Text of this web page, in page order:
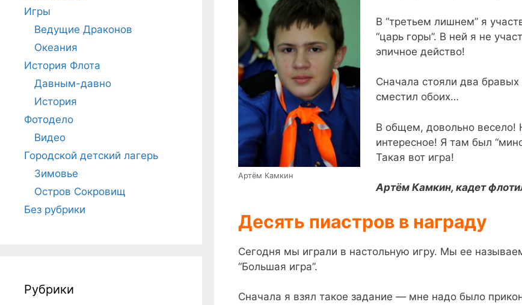
Артём Камкин
В “третьем лишнем” я
“царь горы”. В ней я не
эпичное действо!
Сначала стояли два
сместил обоих…
В общем, довольно весело!
интересное! Я там был
Такая вот игра!
Артём Камкин, кадет
Десять пиастров в награду
Сегодня мы играли в настольную игру. Мы ее
“Большая игра”.
Сначала я взял такое задание — мне надо было
Игры
Ведущие Драконов
Океания
История Флота
Давным-давно
История
Фотодело
Видео
Городской детский лагерь
Зимовье
Остров Сокровищ
Без рубрики
Рубрики